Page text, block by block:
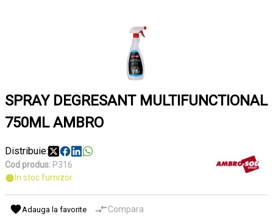
SPRAY DEGRESANT MULTIFUNCTIONAL
750ML AMBRO
Distribuie:
Cod produs: P316
In stoc furnizor
Adauga la favorite Compara